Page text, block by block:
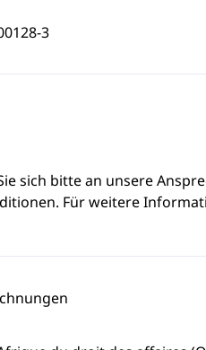
3
sich bitte an unsere
Für weitere